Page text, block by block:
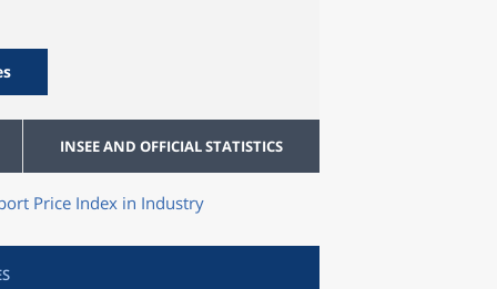
INSEE AND OFFICIAL STATISTICS
Price Index in Industry